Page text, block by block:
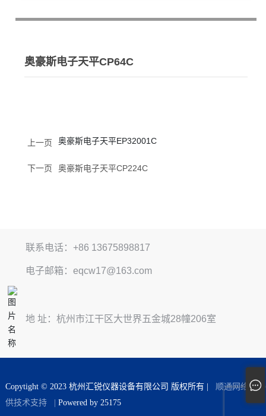
奥豪斯电子天平CP64C
上一页 奥豪斯电子天平EP32001C
下一页 奥豪斯电子天平CP224C
联系电话：+86 13675898817
电子邮箱：eqcw17@163.com
地 址：杭州市江干区大世界五金城28幢206室
Copytight © 2023 杭州汇锐仪器设备有限公司 版权所有 |
顺通网络提
供技术支持| Powered by 25175